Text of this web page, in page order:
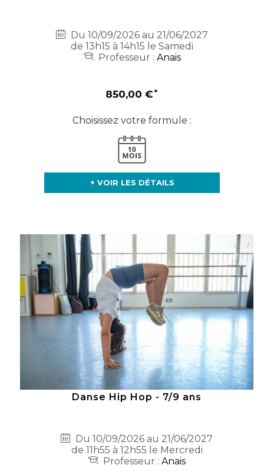
Du 10/09/2026 au 21/06/2027
de 13h15 à 14h15 le Samedi
Professeur : Anais
850,00 €
Choisissez votre formule :
+ VOIR LES DÉTAILS
Danse Hip Hop - 7/9 ans
Du 10/09/2026 au 21/06/2027
de 11h55 à 12h55 le Mercredi
Professeur : Anais